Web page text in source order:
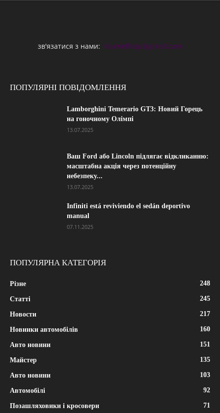
зв'язатися з нами: maxwelhelp@gmail.com
ПОПУЛЯРНІ ПОВІДОМЛЕННЯ
Lamborghini Temerario GT3: Новий Горець
на гоночному Олімпі
13.07.2025
Ваш Ford або Lincoln підлягає відкликанню:
масштабна акція через потенційну
небезпеку...
13.07.2025
Infiniti está reviviendo el sedán deportivo
manual
07.11.2025
ПОПУЛЯРНА КАТЕГОРІЯ
Різне 248
Статті 245
Новости 217
Новинки автомобілів 160
Авто новини 151
Майстер 135
Авто новини 103
Автомобілі 92
Позашляховики і кросовери 71